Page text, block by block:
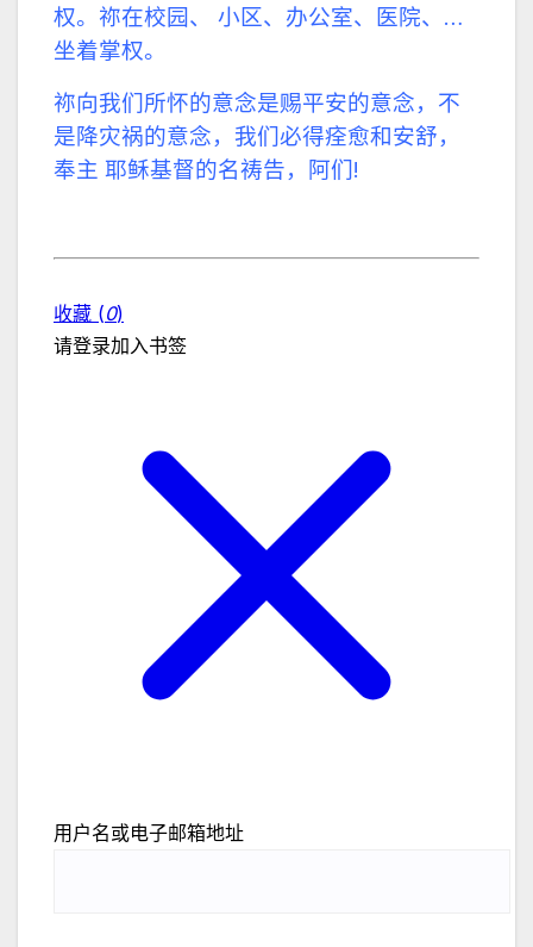
权。祢在校园、 小区、办公室、医院、…
坐着掌权。
祢向我们所怀的意念是赐平安的意念，不
是降灾祸的意念，我们必得痊愈和安舒，
奉主 耶稣基督的名祷告，阿们!
收藏 (0)
请登录加入书签
用户名或电子邮箱地址